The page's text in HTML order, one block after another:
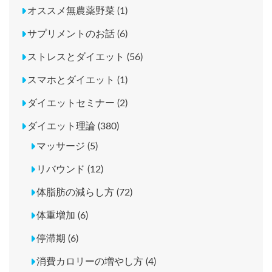
オススメ無農薬野菜 (1)
サプリメントのお話 (6)
ストレスとダイエット (56)
スマホとダイエット (1)
ダイエットセミナー (2)
ダイエット理論 (380)
マッサージ (5)
リバウンド (12)
体脂肪の減らし方 (72)
体重増加 (6)
停滞期 (6)
消費カロリーの増やし方 (4)